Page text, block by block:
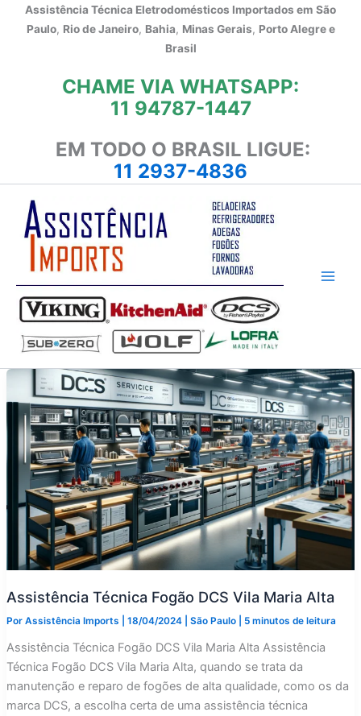
Assistência Técnica Eletrodomésticos Importados em São
Paulo, Rio de Janeiro, Bahia, Minas Gerais, Porto Alegre e
Brasil
CHAME VIA WHATSAPP:
11 94787-1447
EM TODO O BRASIL LIGUE:
11 2937-4836
Assistência Técnica Fogão DCS Vila Maria Alta
Por Assistência Imports 18/04/2024 São Paulo| 5 minutos de leitura
Assistência Técnica Fogão DCS Vila Maria Alta Assistência
Técnica Fogão DCS Vila Maria Alta, quando se trata da
manutenção e reparo de fogões de alta qualidade, como os da
marca DCS, a escolha certa de uma assistência técnica